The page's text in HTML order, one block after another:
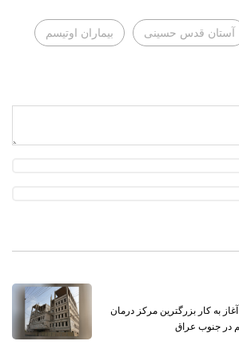
آستان قدس حسینی بیماران اوتیسم
به کار بزرگترین مرکز درمان
در جنوب عراق